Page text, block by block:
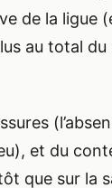
la ligue
au total
et du
que sur